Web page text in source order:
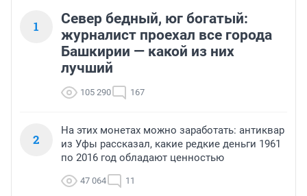
1
Север бедный, юг богатый:
журналист проехал все города
Башкирии — какой из них
лучший
105 290 167
2
На этих монетах можно заработать: антиквар
из Уфы рассказал, какие редкие деньги 1961
по 2016 год обладают ценностью
47 064 11